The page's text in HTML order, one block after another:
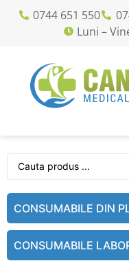
0744 651 550
Luni –
CONSUMABILE DIN
CONSUMABILE